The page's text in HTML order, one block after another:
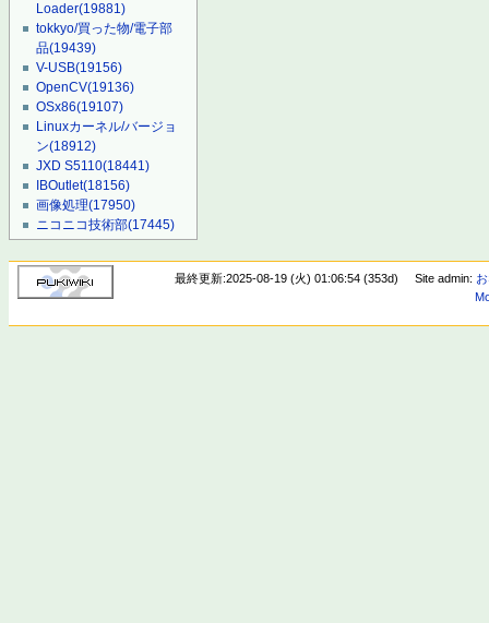
Loader(19881)
tokkyo/買った物/電子部
品(19439)
V-USB(19156)
OpenCV(19136)
OSx86(19107)
Linuxカーネル/バージョ
ン(18912)
JXD S5110(18441)
IBOutlet(18156)
画像処理(17950)
ニコニコ技術部(17445)
最終更新:2025-08-19 (火) 01:06:54 (353d) Site admin: